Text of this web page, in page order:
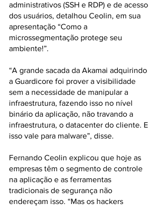
administrativos (SSH e RDP) e de acesso
dos usuários, detalhou Ceolin, em sua
apresentação “Como a
microssegmentação protege seu
ambiente!”.
“A grande sacada da Akamai adquirindo
a Guardicore foi prover a visibilidade
sem a necessidade de manipular a
infraestrutura, fazendo isso no nível
binário da aplicação, não travando a
infraestrutura, o datacenter do cliente. E
isso vale para malware”, disse.
Fernando Ceolin explicou que hoje as
empresas têm o segmento de controle
na aplicação e as ferramentas
tradicionais de segurança não
endereçam isso. “Mas os hackers